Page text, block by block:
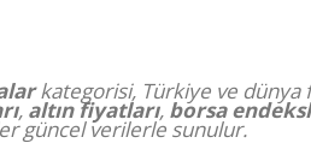
kategorisi, Türkiye ve dünya
, altın fiyatları, borsa
güncel verilerle sunulur.